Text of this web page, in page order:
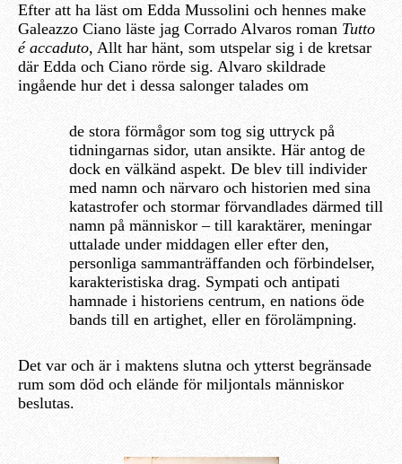
Efter att ha läst om Edda Mussolini och hennes make
Galeazzo Ciano läste jag Corrado Alvaros roman Tutto
é accaduto, Allt har hänt, som utspelar sig i de kretsar
där Edda och Ciano rörde sig. Alvaro skildrade
ingående hur det i dessa salonger talades om
de stora förmågor som tog sig uttryck på
tidningarnas sidor, utan ansikte. Här antog de
dock en välkänd aspekt. De blev till individer
med namn och närvaro och historien med sina
katastrofer och stormar förvandlades därmed till
namn på människor – till karaktärer, meningar
uttalade under middagen eller efter den,
personliga sammanträffanden och förbindelser,
karakteristiska drag. Sympati och antipati
hamnade i historiens centrum, en nations öde
bands till en artighet, eller en förolämpning.
Det var och är i maktens slutna och ytterst begränsade
rum som död och elände för miljontals människor
beslutas.